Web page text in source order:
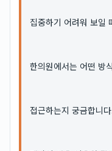
집중하기 어려워 보일
한의원에서는 어떤 방
접근하는지 궁금합니